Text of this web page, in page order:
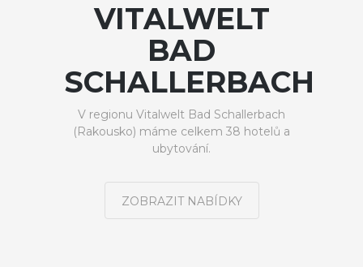
VITALWELT
BAD
SCHALLERBACH
V regionu Vitalwelt Bad Schallerbach
(Rakousko) máme celkem 38 hotelů a
ubytování.
ZOBRAZIT NABÍDKY